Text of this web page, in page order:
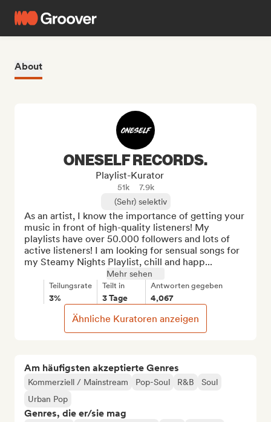
About
Am häufigsten akzeptierte Genres
Kommerziell / Mainstream Pop-Soul R&B
Soul
Urban Pop
Genres, die er/sie mag
ONESELF RECORDS.
Playlist-Kurator
51k
7.9k
(Sehr) selektiv
As an artist, I know the importance of getting your
music in front of high-quality listeners! My
playlists have over 50.000 followers and lots of
active listeners! I am looking for sensual songs for
my Steamy Nights Playlist, chill and happ...
Mehr sehen
Teilungsrate
3%
Teilt in
3 Tage
Antworten gegeben
4,067
Ähnliche Kuratoren anzeigen